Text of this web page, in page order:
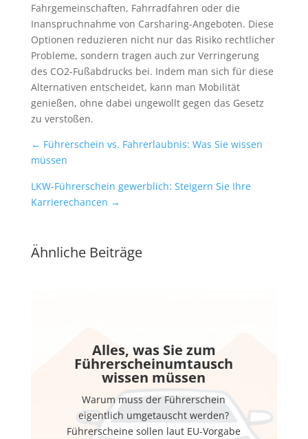
Fahrgemeinschaften, Fahrradfahren oder die
Inanspruchnahme von Carsharing-Angeboten. Diese
Optionen reduzieren nicht nur das Risiko rechtlicher
Probleme, sondern tragen auch zur Verringerung
des CO2-Fußabdrucks bei. Indem man sich für diese
Alternativen entscheidet, kann man Mobilität
genießen, ohne dabei ungewollt gegen das Gesetz
zu verstoßen.
← Führerschein vs. Fahrerlaubnis: Was Sie wissen
müssen
LKW-Führerschein gewerblich: Steigern Sie Ihre
Karrierechancen →
Ähnliche Beiträge
Alles, was Sie zum
Führerscheinumtausch
wissen müssen
Warum muss der Führerschein
eigentlich umgetauscht werden?
Führerscheine sollen laut EU-Vorgabe